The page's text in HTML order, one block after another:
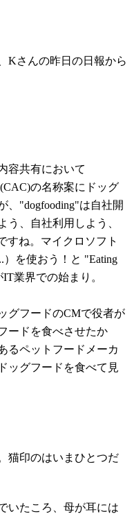
Kさんの昨日の日報から
容共有において
(CAC)の名称案にドッグ
、"dogfooding"は自社開
う、自社利用しよう、
すね。マイクロソフト
）を使おう！と "Eating
業界での始まり。
グフードのCMで役者が
ードを食べさせたか
るペットフードメーカ
ッグフードを食べて見
猫印のはいまひとつだ
いたころ、母が耳には